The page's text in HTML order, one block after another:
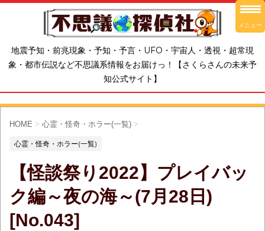
地震予知・前兆現象・予知・予言・UFO・宇宙人・透視・超常現
象・都市伝説など不思議系情報をお届けっ！【さくらさんの未来予
知公式サイト】
HOME > 心霊・怪奇・ホラー(一覧) >
心霊・怪奇・ホラー(一覧)
【怪談祭り2022】プレイバッ
ク編～夜の海～(7月28日)
[No.043]
メニュー